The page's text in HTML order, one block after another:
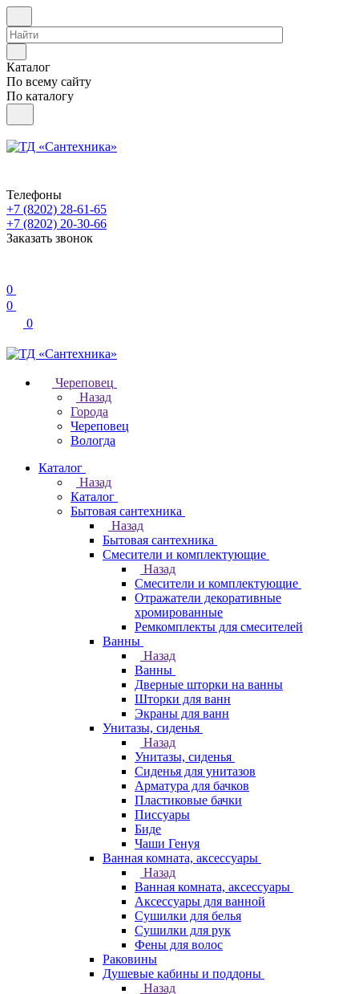
Каталог
По всему сайту
По каталогу
Телефоны
+7 (8202) 28‑61-65
+7 (8202) 20‑30-66
Заказать звонок
0
0
0
Череповец
Назад
Города
Череповец
Вологда
Каталог
Назад
Каталог
Бытовая сантехника
Назад
Бытовая сантехника
Смесители и комплектующие
Назад
Смесители и комплектующие
Отражатели декоративные
хромированные
Ремкомплекты для смесителей
Ванны
Назад
Ванны
Дверные шторки на ванны
Шторки для ванн
Экраны для ванн
Унитазы, сиденья
Назад
Унитазы, сиденья
Сиденья для унитазов
Арматура для бачков
Пластиковые бачки
Писсуары
Биде
Чаши Генуя
Ванная комната, аксессуары
Назад
Ванная комната, аксессуары
Аксессуары для ванной
Сушилки для белья
Сушилки для рук
Фены для волос
Раковины
Душевые кабины и поддоны
Назад